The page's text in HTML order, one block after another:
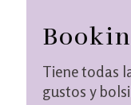
Tiene todas
gustos y